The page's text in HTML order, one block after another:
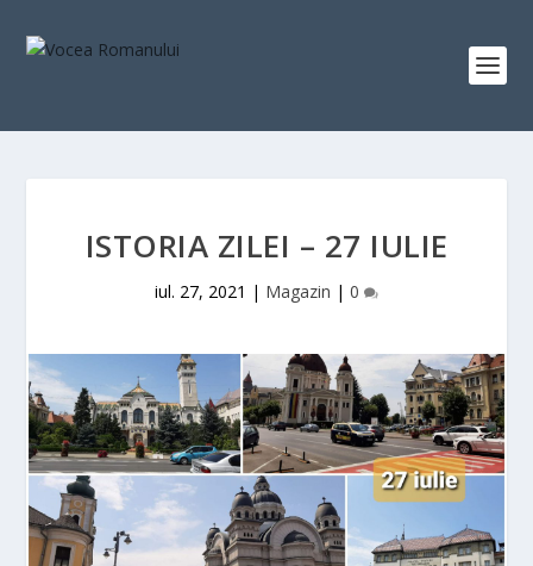
ISTORIA ZILEI – 27 IULIE
iul. 27, 2021 | Magazin | 0